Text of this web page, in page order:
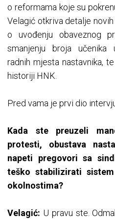
o reformama koje su
Velagić otkriva detalje
o uvođenju obaveznog
smanjenju broja učenika
radnih mjesta nastavnika,
historiji HNK.
Pred vama je prvi dio
Kada ste preuzeli
protesti, obustava
napeti pregovori sa
teško stabilizirati
okolnostima?
Velagić: U pravu ste.